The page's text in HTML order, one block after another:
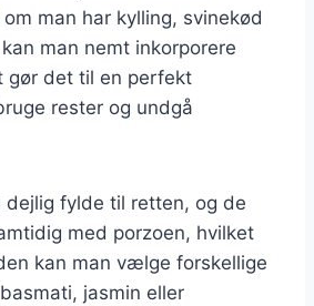
man har kylling, svinekød
man nemt inkorporere
gør det til en perfekt
rester og undgå
dejlig fylde til retten, og de
med porzoen, hvilket
kan man vælge forskellige
jasmin eller